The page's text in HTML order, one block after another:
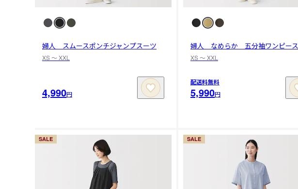
婦人 スムースポンチジャンプスーツ
XS 〜 XXL
4,990円
婦人 なめらか 五分袖ワンピース
XS 〜 XXL
配送料無料
5,990円
SALE SALE